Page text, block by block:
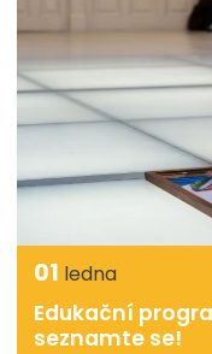
01 ledna
Edukační
seznamte se!